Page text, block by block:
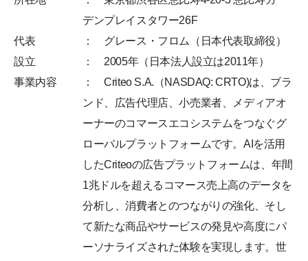
デンプレイスタワー26F
代表
： グレース・フロム（日本代表取締役）
設立
： 2005年（日本法人設立は2011年）
事業内容
： Criteo S.A.（NASDAQ: CRTO)は、ブラ
ンド、広告代理店、小売業者、メディアオ
ーナーのコマースエコシステムをつなぐグ
ローバルプラットフォームです。AIを活用
したCriteoの広告プラットフォームは、年間
1兆ドルを超えるコマース売上高のデータを
分析し、消費者とのつながりの強化、そし
て新たな商品やサービスの発見や高度にパ
ーソナライズされた体験を実現します。世